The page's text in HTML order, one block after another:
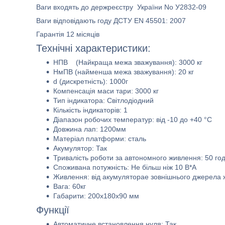
Ваги входять до держреєстру України No У2832-09
Ваги відповідають году ДСТУ EN 45501: 2007
Гарантія 12 місяців
Технічні характеристики:
НПВ (Найкраща межа зважування): 3000 кг
НмПВ (найменша межа зважування): 20 кг
d (дискретність): 1000г
Компенсація маси тари: 3000 кг
Тип індикатора: Світлодіодний
Кількість індикаторів: 1
Діапазон робочих температур: від -10 до +40 °C
Довжина лап: 1200мм
Матеріал платформи: сталь
Акумулятор: Так
Тривалість роботи за автономного живлення: 50 год.
Споживана потужність: Не більш ніж 10 В*А
Живлення: від акумуляторае зовнішнього джерела
Вага: 60кг
Габарити: 200х180х90 мм
Функції